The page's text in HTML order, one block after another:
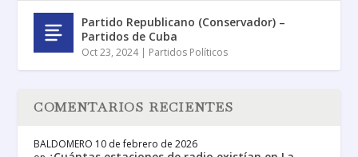
Partido Republicano (Conservador) –
Partidos de Cuba
Oct 23, 2024| Partidos Políticos
COMENTARIOS RECIENTES
BALDOMERO 10 de febrero de 2026